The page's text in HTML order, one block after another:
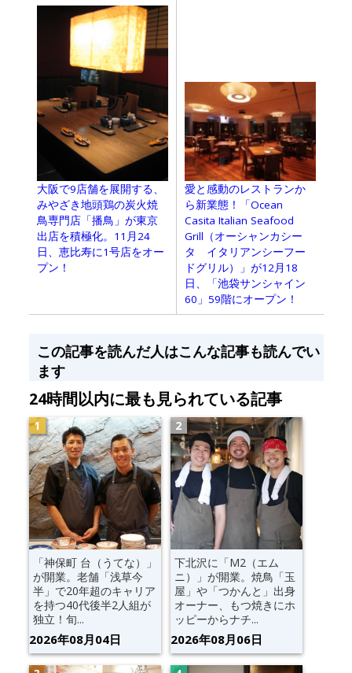
大阪で9店舗を展開する、
みやざき地頭鶏の炭火焼
鳥専門店「播鳥」が東京
出店を積極化。11月24
日、恵比寿に1号店をオー
プン！
愛と感動のレストランか
ら新業態！「Ocean
Casita Italian Seafood
Grill（オーシャンカシー
タ イタリアンシーフー
ドグリル）」が12月18
日、「池袋サンシャイン
60」59階にオープン！
この記事を読んだ人はこんな記事も読んでい
ます
24時間以内に最も見られている記事
「神保町 台（うてな）」
が開業。老舗「浅草今
半」で20年超のキャリア
を持つ40代後半2人組が
独立！旬...
2026年08月04日
下北沢に「M2（エム
ニ）」が開業。焼鳥「玉
屋」や「つかんと」出身
オーナー、もつ焼きにホ
ッピーからナチ...
2026年08月06日